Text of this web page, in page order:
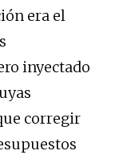
era el
inyectado
corregir